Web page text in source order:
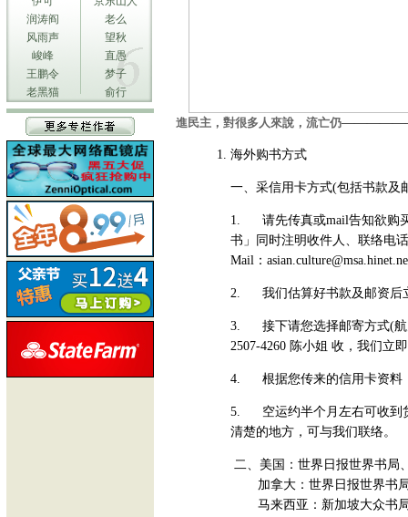
润涛阎
老么
风雨声
望秋
峻峰
直愚
王鹏令
梦子
老黑猫
俞行
進民主，對很多人來說，流亡仍
海外购书方式
一、采信用卡方式(包括书款及
1. 请先传真或mail告知欲购
书」同时注明收件人、联络电
Mail：
2. 我们估算好书款及邮资后
3. 接下请您选择邮寄方式(航
2507-4260 陈小姐 收，我们立
4. 根据您传来的信用卡资料
5. 空运约半个月左右可收到
清楚的地方，可与我们联络。
二、美国：世界日报世界书局
加拿大：世界日报世界书局
马来西亚：新加坡大众书局